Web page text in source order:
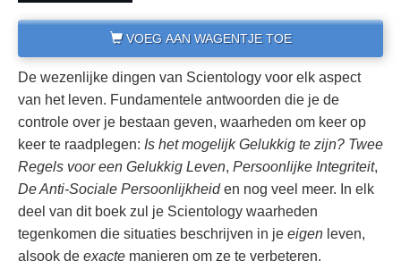
VOEG AAN WAGENTJE TOE
De wezenlijke dingen van Scientology voor elk aspect
van het leven. Fundamentele antwoorden die je de
controle over je bestaan geven, waarheden om keer op
keer te raadplegen: Is het mogelijk Gelukkig te zijn? Twee
Regels voor een Gelukkig Leven, Persoonlijke Integriteit,
De Anti-Sociale Persoonlijkheid en nog veel meer. In elk
deel van dit boek zul je Scientology waarheden
tegenkomen die situaties beschrijven in je eigen leven,
alsook de exacte manieren om ze te verbeteren.